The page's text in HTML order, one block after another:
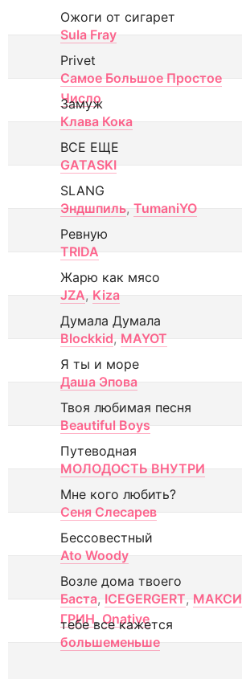
Ожоги от сигарет
Sula Fray
Privet
Самое Большое Простое
Число
Замуж
Клава Кока
ВСЕ ЕЩЕ
GATASKI
SLANG
Эндшпиль, TumaniYO
Ревную
TRIDA
Жарю как мясо
JZA, Kiza
Думала Думала
Blockkid, MAYOT
Я ты и море
Даша Эпова
Твоя любимая песня
Beautiful Boys
Путеводная
МОЛОДОСТЬ ВНУТРИ
Мне кого любить?
Сеня Слесарев
Бессовестный
Ato Woody
Возле дома твоего
Баста, ICEGERGERT, МАКСИ
ГРИН, Onative
тебе все кажется
большеменьше